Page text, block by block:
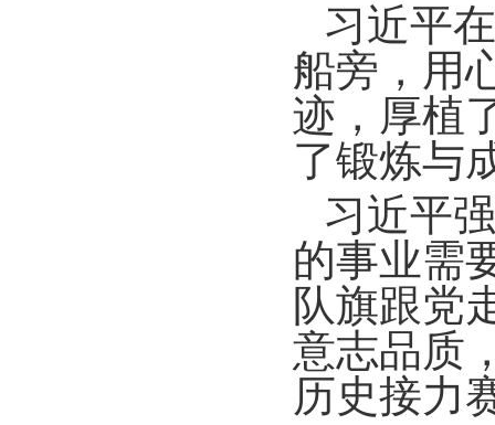
习近平
船旁，用
迹，厚植
了锻炼与
习近平
的事业需
队旗跟党
意志品质
历史接力